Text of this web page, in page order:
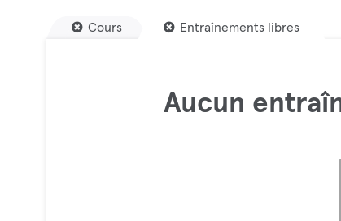
Cours Entraînements libres
Aucun